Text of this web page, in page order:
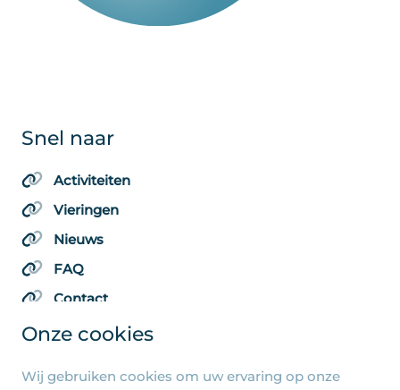
Onze cookies
Wij gebruiken cookies om uw ervaring op onze
Snel naar
Activiteiten
Vieringen
Nieuws
FAQ
Contact